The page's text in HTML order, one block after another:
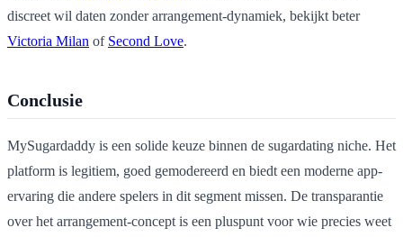
discreet wil daten zonder arrangement-dynamiek, bekijkt beter
Victoria Milan of Second Love.
Conclusie
MySugardaddy is een solide keuze binnen de sugardating niche. Het
platform is legitiem, goed gemodereerd en biedt een moderne app-
ervaring die andere spelers in dit segment missen. De transparantie
over het arrangement-concept is een pluspunt voor wie precies weet